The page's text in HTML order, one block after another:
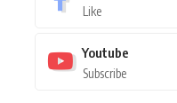
Like
Youtube
Subscribe